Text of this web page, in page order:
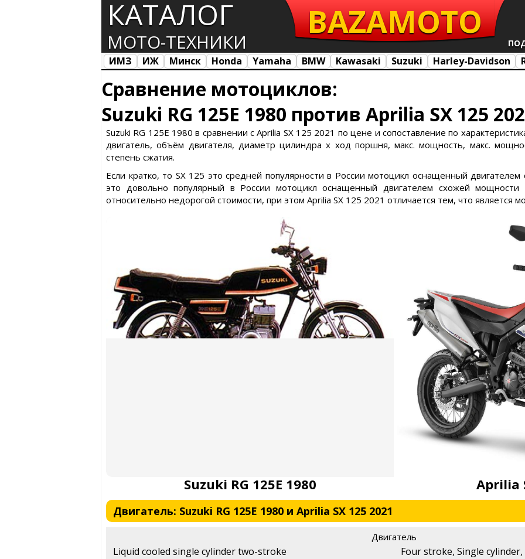
КАТАЛОГ
МОТО-ТЕХНИКИ
BAZAMOTO
ИМЗ ИЖ Минск Honda Yamaha BMW Kawasaki Suzuki Harley-Davidson
Сравнение мотоциклов:
Suzuki RG 125E 1980 против Aprilia SX 125
Suzuki RG 125E 1980 в сравнении с Aprilia SX 125 2021 по цене и сопоставление по
двигатель, объём двигателя, диаметр цилиндра х ход поршня, макс. мощность, макс.
степень сжатия.
Если кратко, то SX 125 это средней популярности в России мотоцикл оснащенный
это довольно популярный в России мотоцикл оснащенный двигателем схожей
относительно недорогой стоимости, при этом Aprilia SX 125 2021 отличается тем, что является
Suzuki RG 125E 1980 Aprilia
Двигатель: Suzuki RG 125E 1980 и Aprilia SX 125 2021
Двигатель
Liquid cooled single cylinder two-stroke Four stroke, Single cylinder,